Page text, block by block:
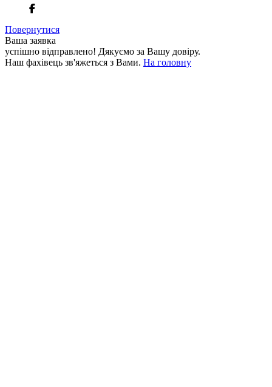
Повернутися
Ваша заявка
успішно відправлено! Дякуємо за Вашу довіру.
Наш фахівець зв'яжеться з Вами. На головну